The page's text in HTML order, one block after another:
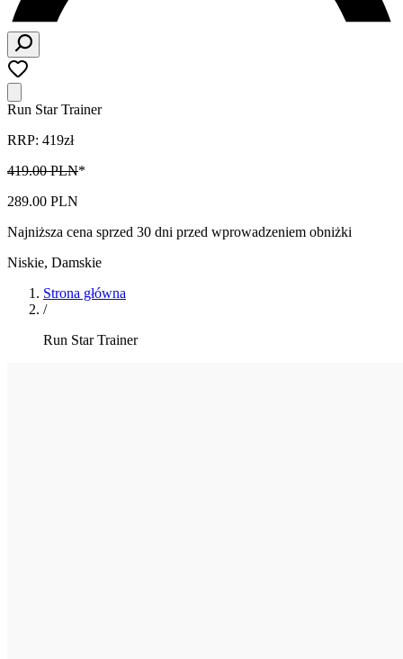
Run Star Trainer
RRP: 419zł
419.00 PLN*
289.00 PLN
Najniższa cena sprzed 30 dni przed wprowadzeniem obniżki
Niskie, Damskie
Strona główna
/
Run Star Trainer